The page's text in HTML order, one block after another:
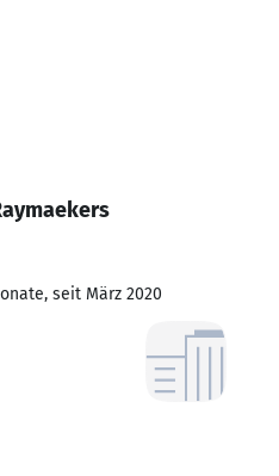
seit März 2020